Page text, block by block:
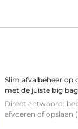
Slim afvalbeheer op
met de juiste big bag
Direct antwoord:
afvoeren of opslaan